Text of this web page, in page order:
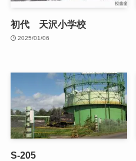
初代 天沢小学校
2025/01/06
S-205